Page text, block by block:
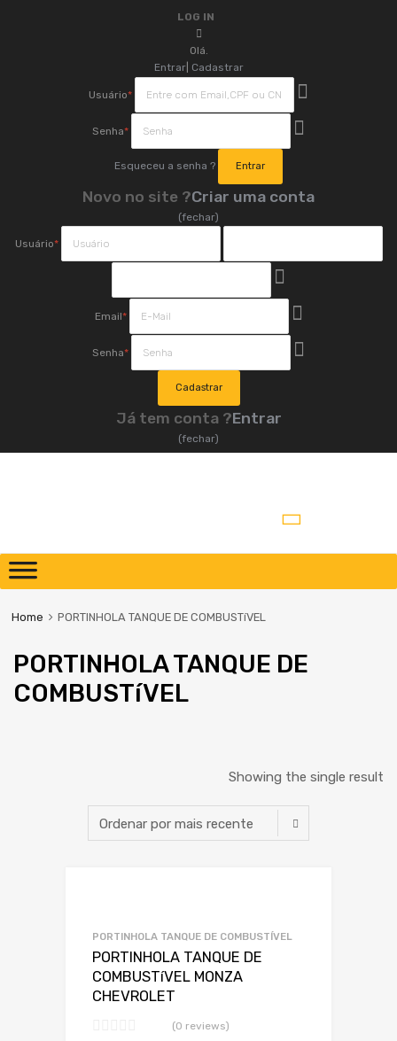
LOG IN
Olá.
Entrar| Cadastrar
Usuário*
Senha*
Esqueceu a senha ?
Novo no site ?Criar uma conta
(fechar)
Usuário*
Email*
Senha*
Já tem conta ?Entrar
(fechar)
Home PORTINHOLA TANQUE DE COMBUSTíVEL
PORTINHOLA TANQUE DE
COMBUSTíVEL
Showing the single result
PORTINHOLA TANQUE DE COMBUSTÍVEL
PORTINHOLA TANQUE DE
COMBUSTíVEL MONZA
CHEVROLET
(0 reviews)